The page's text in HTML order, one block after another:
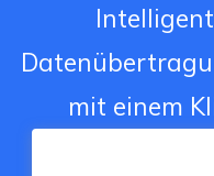
mit einem